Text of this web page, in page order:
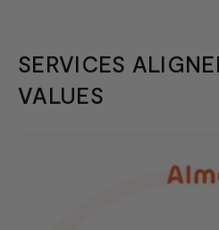
SERVICES
VALUES